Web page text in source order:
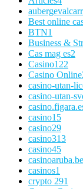
Best online
BTN1
Business &
Cas mag es2
Casino122
Casino Online
casino-utan-
casino-utan-
casino1 5
casino29
casino313
casino45
casinos1
crypto 291